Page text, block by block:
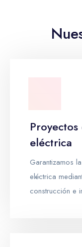
eléctrica
Garantizamos
eléctrica
construcción e